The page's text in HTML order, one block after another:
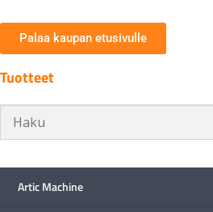
Palaa kaupan etusivulle
Tuotteet
Artic Machine